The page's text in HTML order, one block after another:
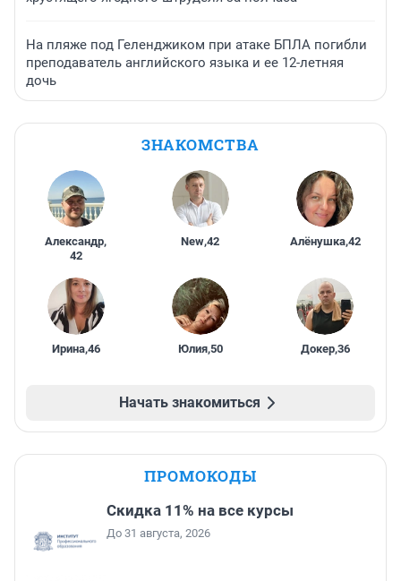
На пляже под Геленджиком при атаке БПЛА погибли
преподаватель английского языка и ее 12-летняя
дочь
ЗНАКОМСТВА
Александр,
42
New,42 Алёнушка,42
Ирина,46 Юлия,50 Докер,36
Начать знакомиться
ПРОМОКОДЫ
Скидка 11% на все курсы
До 31 августа, 2026